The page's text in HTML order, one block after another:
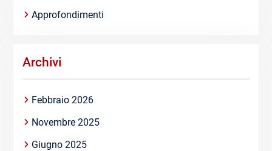
Approfondimenti
Archivi
Febbraio 2026
Novembre 2025
Giugno 2025